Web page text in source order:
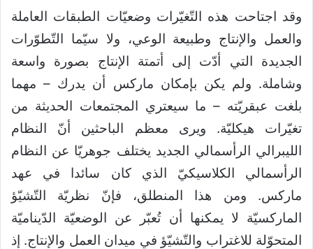
وقد اجتاحت هذه التّغيّرات وضعيّات الطبقات العاملة
والعمل والإنتاج وطبيعة الوعي، ولا سيّما التّطوّرات
الجديدة التي أدّت إلى أتمتة الإنتاج بصورة واسعة
وشاملة. ولم يكن بإمكان ماركس أن يدرك – مهما
بلغت عبقريّته – ما سيعتري المجتمعات الحديثة من
تغيّرات هيكليّة. ويرى معظم الباحثين أنّ النظام
الليبرالي الرأسمالي الجديد يختلف جوهريّا عن النظام
الرأسمالي الكلاسيكيّ الذي كان سائدا في عهد
ماركس. ومن هذا المنطلق، فإنّ نظريّة التّشيّؤ
الماركسيّة لا يمكنها أن تُعبّر عن الوضعيّة الدّيناميّة
المتحوّلة للاغتراب والتّشيّؤ في ميدان العمل والإنتاج. إذ